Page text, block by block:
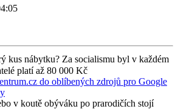
kus nábytku? Za socialismu byl v každém
platí až 80 000 Kč
do oblíbených zdrojů pro Google
v koutě obýváku po prarodičích stojí